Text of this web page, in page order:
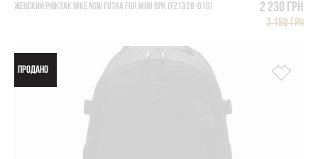
ЖЕНСКИЙ РЮКЗАК NIKE NSW FUTRA FUR MINI BPK (FZ1328-010) 2 230 грн
3 180 грн
ПРОДАНО